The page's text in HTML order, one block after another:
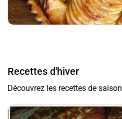
Recettes d'hiver
Découvrez les recettes de saison